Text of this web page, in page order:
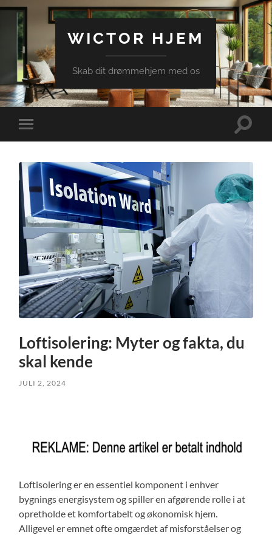
WICTOR HJEM
Skab dit drømmehjem med os
Toggle
mobile
Toggle
Loftisolering: Myter og fakta, du
skal kende
JULI 2, 2024
Loftisolering er en essentiel komponent i enhver
bygnings energisystem og spiller en afgørende rolle i at
opretholde et komfortabelt og økonomisk hjem.
Alligevel er emnet ofte omgærdet af misforståelser og